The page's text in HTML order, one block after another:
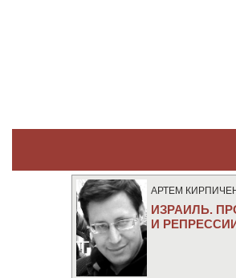
АРТЕМ
ИЗРАИЛЬ.
И